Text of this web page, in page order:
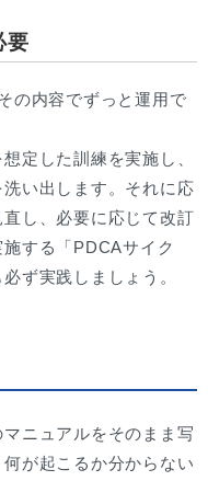
要
の内容でずっと運用で
定した訓練を実施し、
い出します。それに応
し、必要に応じて改訂
する「PDCAサイク
ず実践しましょう。
ニュアルをそのまま写
が起こるか分からない